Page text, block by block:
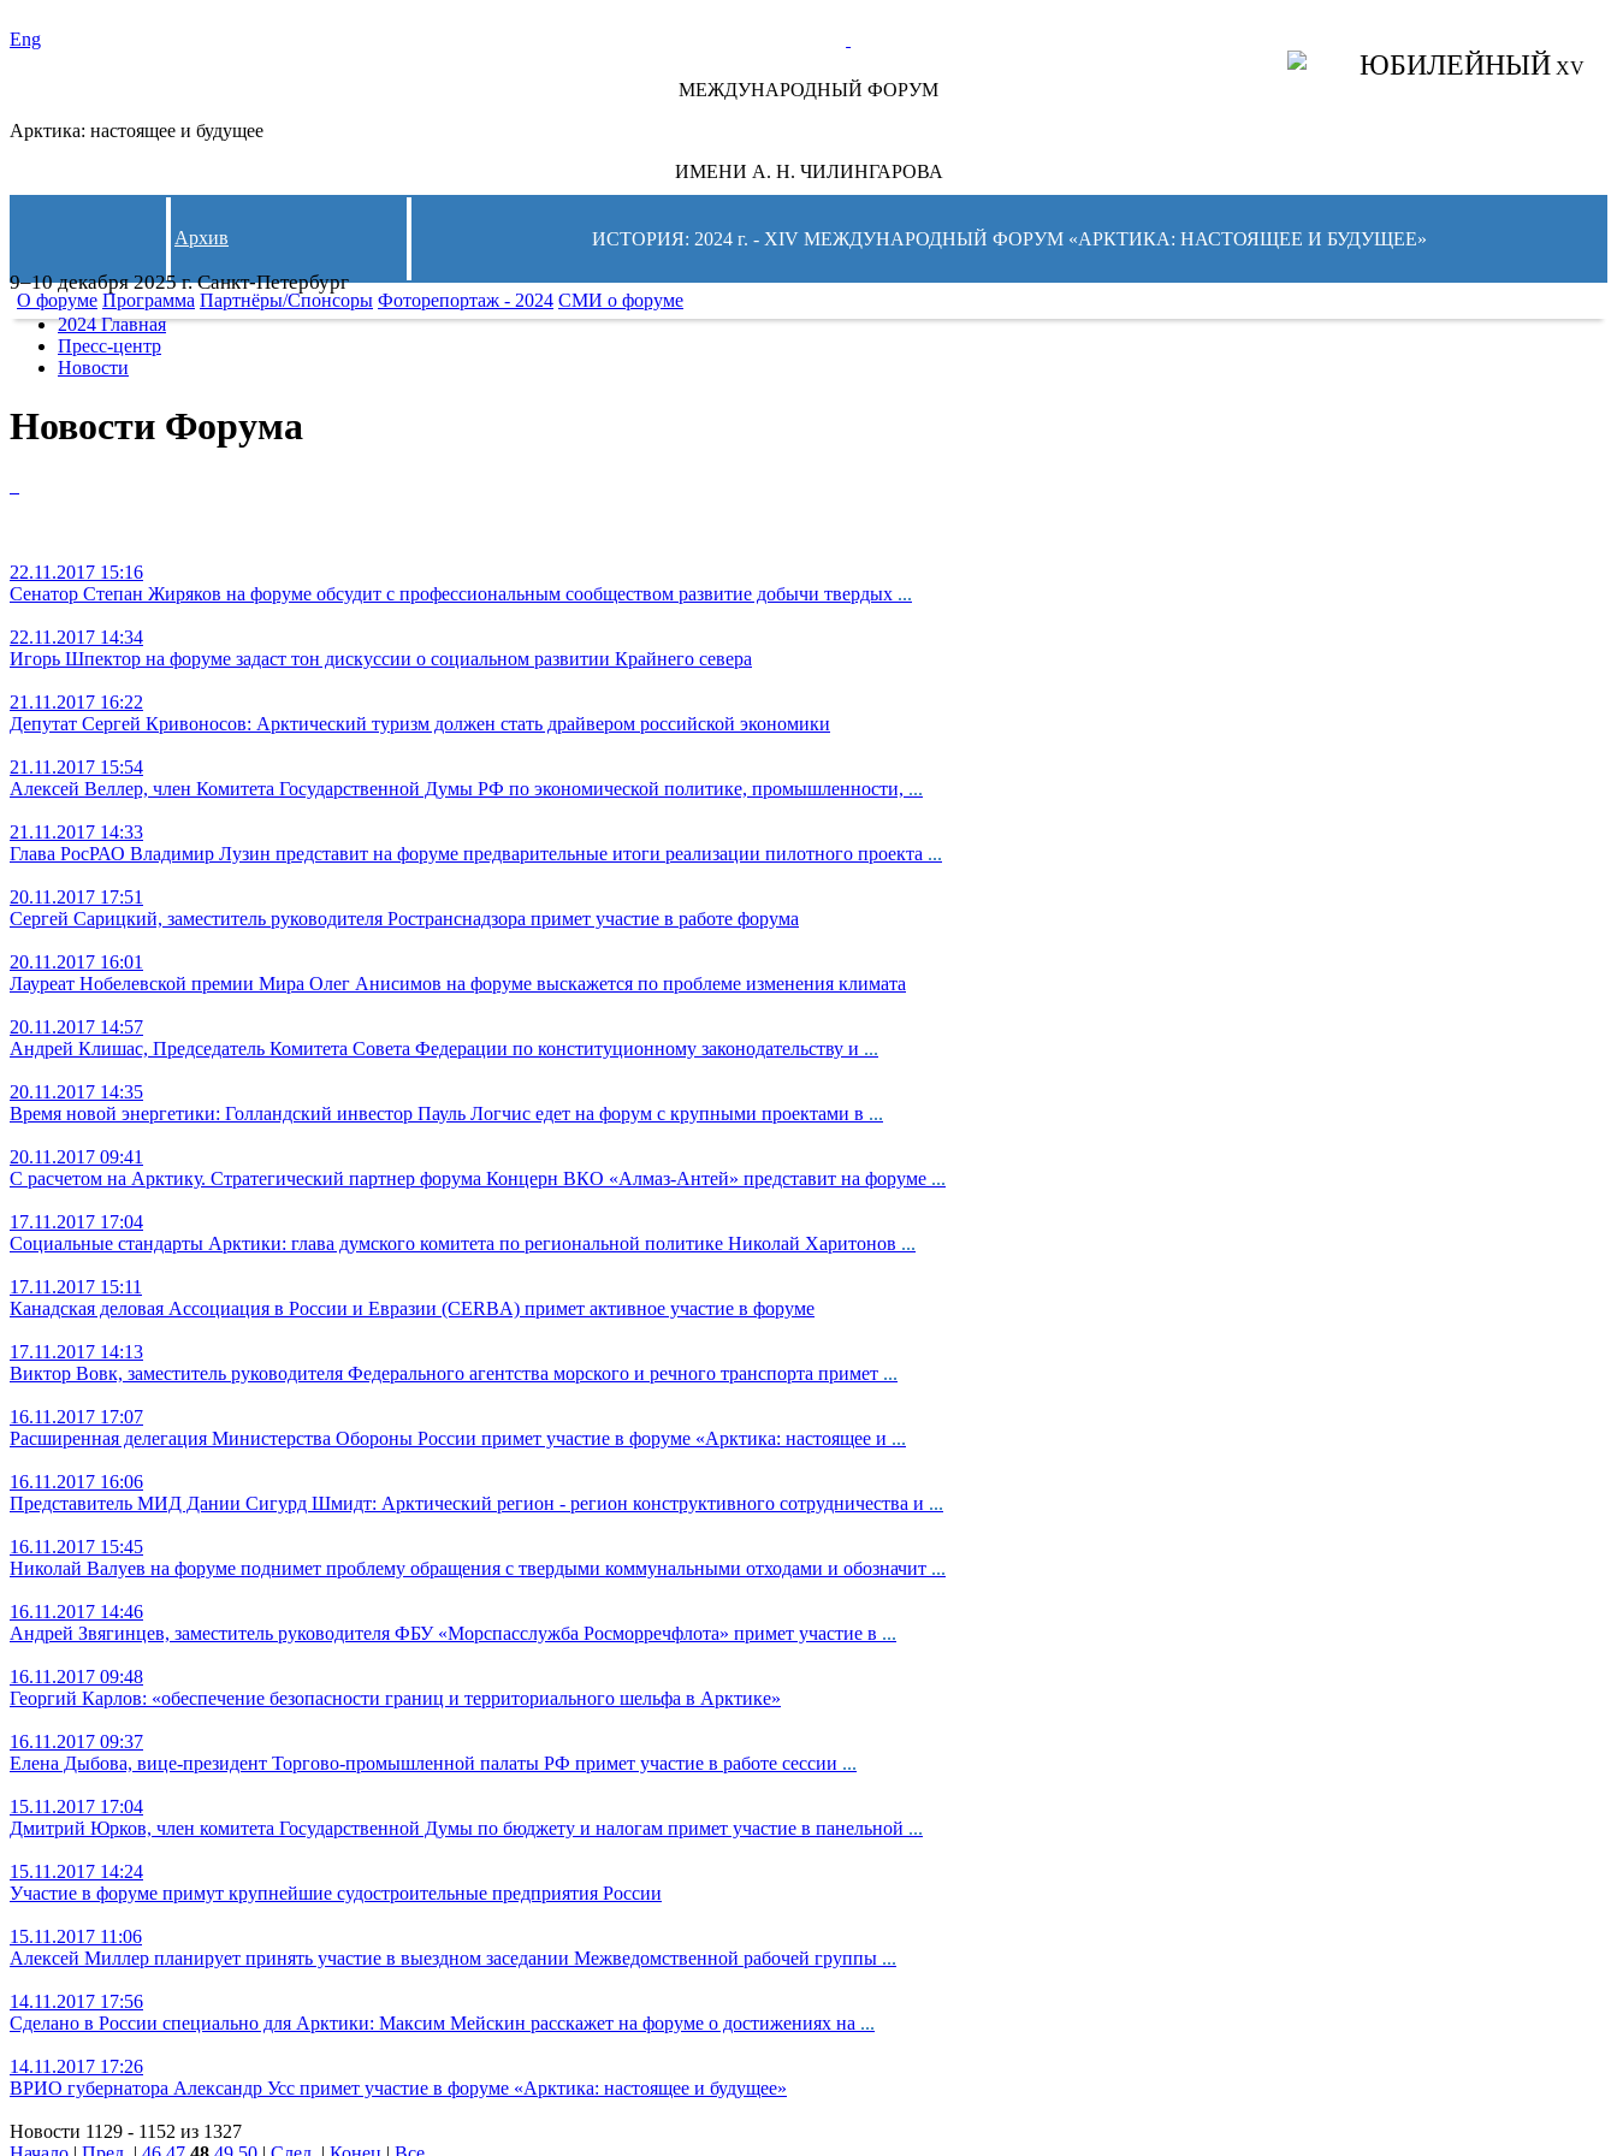
Eng
ЮБИЛЕЙНЫЙ XV
МЕЖДУНАРОДНЫЙ ФОРУМ
Арктика: настоящее и будущее
ИМЕНИ А. Н. ЧИЛИНГАРОВА
9–10 декабря 2025 г. Санкт-Петербург
Архив ИСТОРИЯ: 2024 г. - XIV МЕЖДУНАРОДНЫЙ ФОРУМ «АРКТИКА: НАСТОЯЩЕЕ И БУДУЩЕЕ»
О форуме Программа Партнёры/Спонсоры Фоторепортаж - 2024 СМИ о форуме
2024 Главная
Пресс-центр
Новости
Новости Форума
22.11.2017 15:16
Сенатор Степан Жиряков на форуме обсудит с профессиональным сообществом развитие добычи твердых ...
22.11.2017 14:34
Игорь Шпектор на форуме задаст тон дискуссии о социальном развитии Крайнего севера
21.11.2017 16:22
Депутат Сергей Кривоносов: Арктический туризм должен стать драйвером российской экономики
21.11.2017 15:54
Алексей Веллер, член Комитета Государственной Думы РФ по экономической политике, промышленности, ...
21.11.2017 14:33
Глава РосРАО Владимир Лузин представит на форуме предварительные итоги реализации пилотного проекта ...
20.11.2017 17:51
Сергей Сарицкий, заместитель руководителя Ространснадзора примет участие в работе форума
20.11.2017 16:01
Лауреат Нобелевской премии Мира Олег Анисимов на форуме выскажется по проблеме изменения климата
20.11.2017 14:57
Андрей Клишас, Председатель Комитета Совета Федерации по конституционному законодательству и ...
20.11.2017 14:35
Время новой энергетики: Голландский инвестор Пауль Логчис едет на форум с крупными проектами в ...
20.11.2017 09:41
С расчетом на Арктику. Стратегический партнер форума Концерн ВКО «Алмаз-Антей» представит на форуме ...
17.11.2017 17:04
Социальные стандарты Арктики: глава думского комитета по региональной политике Николай Харитонов ...
17.11.2017 15:11
Канадская деловая Ассоциация в России и Евразии (CERBA) примет активное участие в форуме
17.11.2017 14:13
Виктор Вовк, заместитель руководителя Федерального агентства морского и речного транспорта примет ...
16.11.2017 17:07
Расширенная делегация Министерства Обороны России примет участие в форуме «Арктика: настоящее и ...
16.11.2017 16:06
Представитель МИД Дании Сигурд Шмидт: Арктический регион - регион конструктивного сотрудничества и ...
16.11.2017 15:45
Николай Валуев на форуме поднимет проблему обращения с твердыми коммунальными отходами и обозначит ...
16.11.2017 14:46
Андрей Звягинцев, заместитель руководителя ФБУ «Морспасслужба Росморречфлота» примет участие в ...
16.11.2017 09:48
Георгий Карлов: «обеспечение безопасности границ и территориального шельфа в Арктике»
16.11.2017 09:37
Елена Дыбова, вице-президент Торгово-промышленной палаты РФ примет участие в работе сессии ...
15.11.2017 17:04
Дмитрий Юрков, член комитета Государственной Думы по бюджету и налогам примет участие в панельной ...
15.11.2017 14:24
Участие в форуме примут крупнейшие судостроительные предприятия России
15.11.2017 11:06
Алексей Миллер планирует принять участие в выездном заседании Межведомственной рабочей группы ...
14.11.2017 17:56
Сделано в России специально для Арктики: Максим Мейскин расскажет на форуме о достижениях на ...
14.11.2017 17:26
ВРИО губернатора Александр Усс примет участие в форуме «Арктика: настоящее и будущее»
Новости 1129 - 1152 из 1327